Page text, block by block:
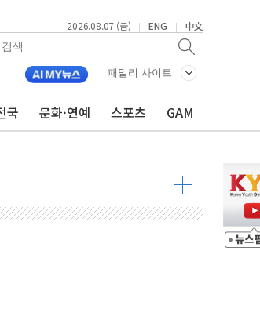
2026.08.07 (금) | ENG | 中文
패밀리 사이트
국 문화·연예 스포츠 GAM
다"
환점"
·속도전 총력"